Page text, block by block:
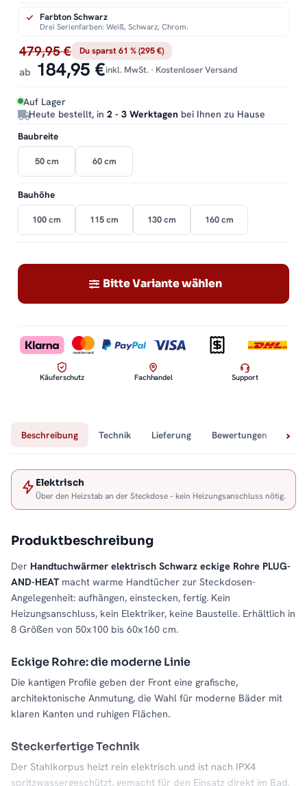
479,95 € Du sparst 61 % (295 €)
ab 184,95 €inkl. MwSt. · Kostenloser Versand
Auf Lager
Heute bestellt, in 2 - 3 Werktagen bei Ihnen zu Hause
Farbton Schwarz
Drei Serienfarben: Weiß, Schwarz, Chrom.
Baubreite
50 cm 60 cm
Bauhöhe
100 cm 115 cm 130 cm 160 cm
Bitte Variante wählen
Käuferschutz Fachhandel Support
Beschreibung Technik Lieferung Bewertungen
Elektrisch
Über den Heizstab an der Steckdose – kein Heizungsanschluss nötig.
Produktbeschreibung
Der Handtuchwärmer elektrisch Schwarz eckige Rohre PLUG-
AND-HEATmacht warme Handtücher zur Steckdosen-
Angelegenheit: aufhängen, einstecken, fertig. Kein
Heizungsanschluss, kein Elektriker, keine Baustelle. Erhältlich in
8 Größen von 50x100 bis 60x160 cm.
Eckige Rohre: die moderne Linie
Die kantigen Profile geben der Front eine grafische,
architektonische Anmutung, die Wahl für moderne Bäder mit
klaren Kanten und ruhigen Flächen.
Steckerfertige Technik
Der Stahlkorpus heizt rein elektrisch und ist nach IPX4
spritzwassergeschützt, gemacht für den Einsatz direkt im Bad.